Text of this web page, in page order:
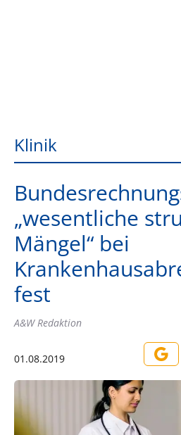
Klinik
„wesentliche
Mängel“ bei
fest
A&W Redaktion
01.08.2019